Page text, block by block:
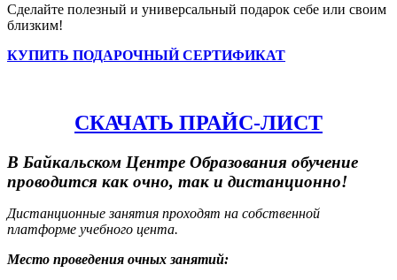
Сделайте полезный и универсальный подарок себе или своим
близким!
КУПИТЬ ПОДАРОЧНЫЙ СЕРТИФИКАТ
СКАЧАТЬ ПРАЙС-ЛИСТ
В Байкальском Центре Образования обучение
проводится как очно, так и дистанционно!
Дистанционные занятия проходят на собственной
платформе учебного цента.
Место проведения очных занятий: